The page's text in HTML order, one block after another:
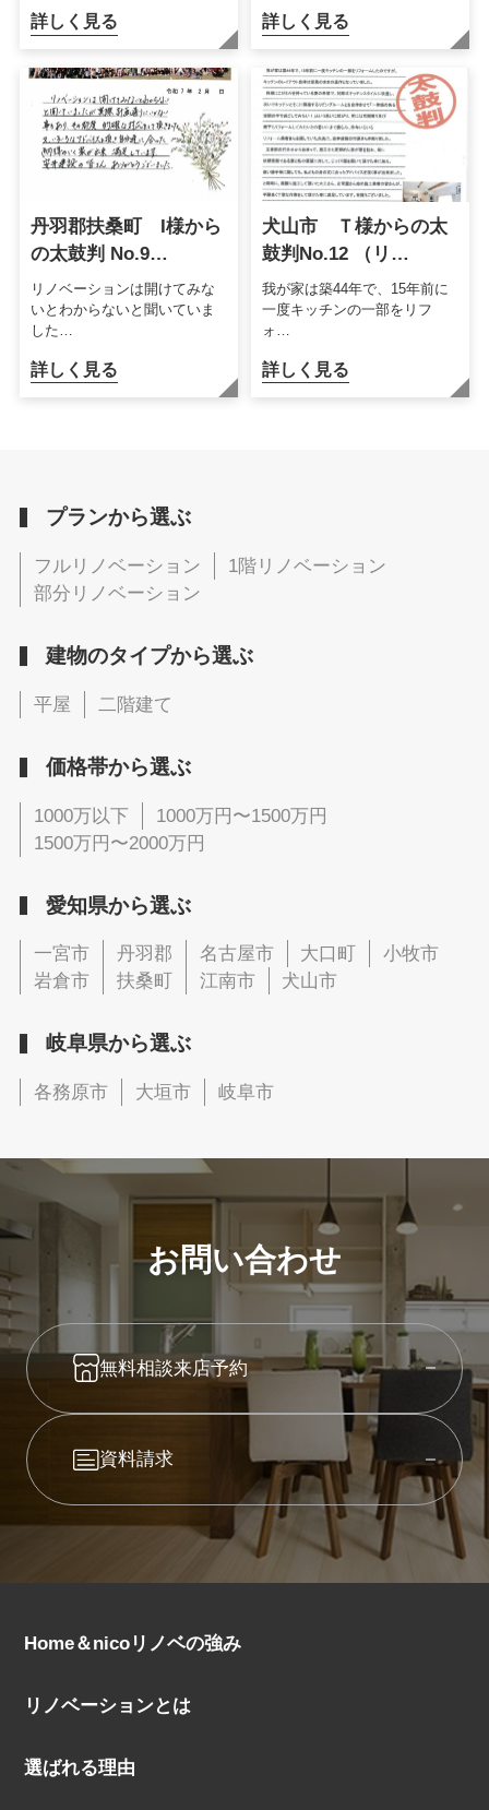
詳しく見る 詳しく見る
丹羽郡扶桑町 I様から
の太鼓判 No.9…
リノベーションは開けてみな
いとわからないと聞いていま
した…
詳しく見る
犬山市 Ｔ様からの太
鼓判No.12 （リ…
我が家は築44年で、15年前に
一度キッチンの一部をリフ
ォ…
詳しく見る
プランから選ぶ
フルリノベーション
1階リノベーション
部分リノベーション
建物のタイプから選ぶ
平屋 二階建て
価格帯から選ぶ
1000万以下
1000万円〜1500万円
1500万円〜2000万円
愛知県から選ぶ
一宮市 丹羽郡 名古屋市 大口町
小牧市
岩倉市
扶桑町 江南市 犬山市
岐阜県から選ぶ
各務原市 大垣市 岐阜市
お問い合わせ
無料相談来店予約
資料請求
Home＆nicoリノベの強み
リノベーションとは
選ばれる理由